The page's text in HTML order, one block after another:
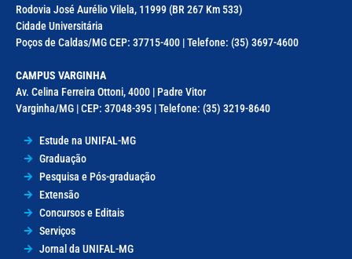
Rodovia José Aurélio Vilela, 11999 (BR 267 Km 533)
Cidade Universitária
Poços de Caldas/MG CEP: 37715-400 | Telefone: (35) 3697-4600
CAMPUS VARGINHA
Av. Celina Ferreira Ottoni, 4000 | Padre Vitor
Varginha/MG | CEP: 37048-395 | Telefone: (35) 3219-8640
Estude na UNIFAL-MG
Graduação
Pesquisa e Pós-graduação
Extensão
Concursos e Editais
Serviços
Jornal da UNIFAL-MG